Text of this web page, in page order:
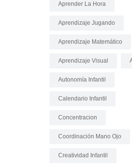
Aprender La Hora
Aprendizaje Jugando
Aprendizaje Matemático
Aprendizaje Visual
Autonomía Infantil
Calendario Infantil
Concentracion
Coordinación Mano Ojo
Creatividad Infantil